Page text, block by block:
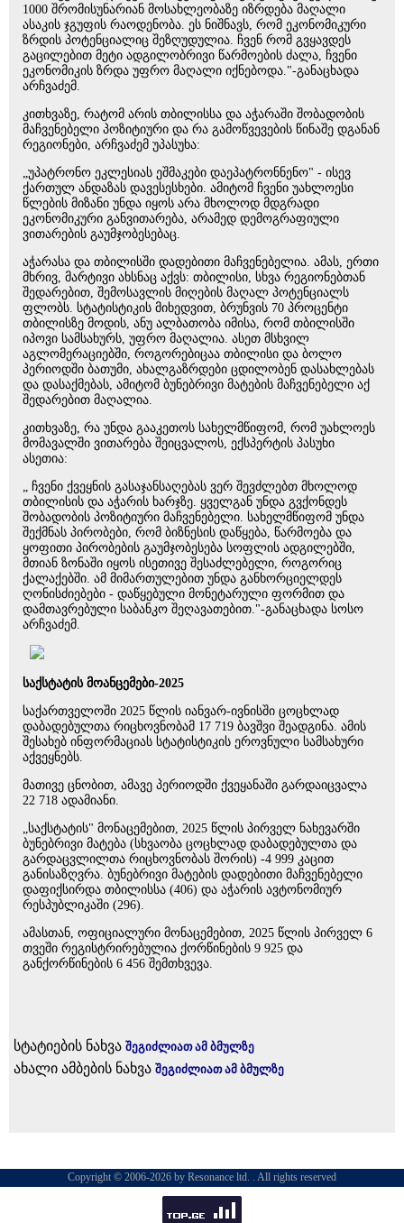
1000 შრომისუნარიან მოსახლეობაზე იზრდება მაღალი
ასაკის ჯგუფის რაოდენობა. ეს ნიშნავს, რომ ეკონომიკური
ზრდის პოტენციალიც შეზღუდულია. ჩვენ რომ გვყავდეს
გაცილებით მეტი ადგილობრივი წარმოების ძალა, ჩვენი
ეკონომიკის ზრდა უფრო მაღალი იქნებოდა."-განაცხადა
არჩვაძემ.
კითხვაზე, რატომ არის თბილისსა და აჭარაში შობადობის
მაჩვენებელი პოზიტიური და რა გამოწვევების წინაშე დგანან
რეგიონები, არჩვაძემ უპასუხა:
„უპატრონო ეკლესიას ეშმაკები დაეპატრონნენო" - ისევ
ქართულ ანდაზას დავესესხები. ამიტომ ჩვენი უახლოესი
წლების მიზანი უნდა იყოს არა მხოლოდ მდგრადი
ეკონომიკური განვითარება, არამედ დემოგრაფიული
ვითარების გაუმჯობესებაც.
აჭარასა და თბილისში დადებითი მაჩვენებელია. ამას, ერთი
მხრივ, მარტივი ახსნაც აქვს: თბილისი, სხვა რეგიონებთან
შედარებით, შემოსავლის მიღების მაღალ პოტენციალს
ფლობს. სტატისტიკის მიხედვით, ბრუნვის 70 პროცენტი
თბილისზე მოდის, ანუ ალბათობა იმისა, რომ თბილისში
იპოვი სამსახურს, უფრო მაღალია. ასეთ მსხვილ
აგლომერაციებში, როგორებიცაა თბილისი და ბოლო
პერიოდში ბათუმი, ახალგაზრდები ცდილობენ დასახლებას
და დასაქმებას, ამიტომ ბუნებრივი მატების მაჩვენებელი აქ
შედარებით მაღალია.
კითხვაზე, რა უნდა გააკეთოს სახელმწიფომ, რომ უახლოეს
მომავალში ვითარება შეიცვალოს, ექსპერტის პასუხი
ასეთია:
„ ჩვენი ქვეყნის გასაჯანსაღებას ვერ შევძლებთ მხოლოდ
თბილისის და აჭარის ხარჯზე. ყველგან უნდა გვქონდეს
შობადობის პოზიტიური მაჩვენებელი. სახელმწიფომ უნდა
შექმნას პირობები, რომ ბიზნესის დაწყება, წარმოება და
ყოფითი პირობების გაუმჯობესება სოფლის ადგილებში,
მთიან ზონაში იყოს ისეთივე შესაძლებელი, როგორიც
ქალაქებში. ამ მიმართულებით უნდა განხორციელდეს
ღონისძიებები - დაწყებული მონეტარული ფორმით და
დამთავრებული საბანკო შეღავათებით."-განაცხადა სოსო
არჩვაძემ.
საქსტატის მოანცემები-2025
საქართველოში 2025 წლის იანვარ-ივნისში ცოცხლად
დაბადებულთა რიცხოვნობამ 17 719 ბავშვი შეადგინა. ამის
შესახებ ინფორმაციას სტატისტიკის ეროვნული სამსახური
აქვეყნებს.
მათივე ცნობით, ამავე პერიოდში ქვეყანაში გარდაიცვალა
22 718 ადამიანი.
„საქსტატის" მონაცემებით, 2025 წლის პირველ ნახევარში
ბუნებრივი მატება (სხვაობა ცოცხლად დაბადებულთა და
გარდაცვლილთა რიცხოვნობას შორის) -4 999 კაცით
განისაზღვრა. ბუნებრივი მატების დადებითი მაჩვენებელი
დაფიქსირდა თბილისსა (406) და აჭარის ავტონომიურ
რესპუბლიკაში (296).
ამასთან, ოფიციალური მონაცემებით, 2025 წლის პირველ 6
თვეში რეგისტრირებულია ქორწინების 9 925 და
განქორწინების 6 456 შემთხვევა.
სტატიების ნახვა შეგიძლიათ ამ ბმულზე
ახალი ამბების ნახვა შეგიძლიათ ამ ბმულზე
Copyright © 2006-2026 by Resonance ltd. . All rights reserved